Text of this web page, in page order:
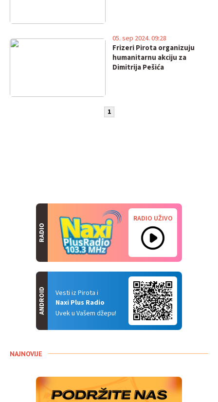
Frizeri Pirota organizuju
humanitarnu akciju za
Dimitrija Pešića
05. sep 2024. 09:28
1
RADIO
RADIO UŽIVO
Vesti iz Pirota i
Naxi Plus Radio
Uvek u Vašem džepu!
ANDROID
NAJNOVIJE